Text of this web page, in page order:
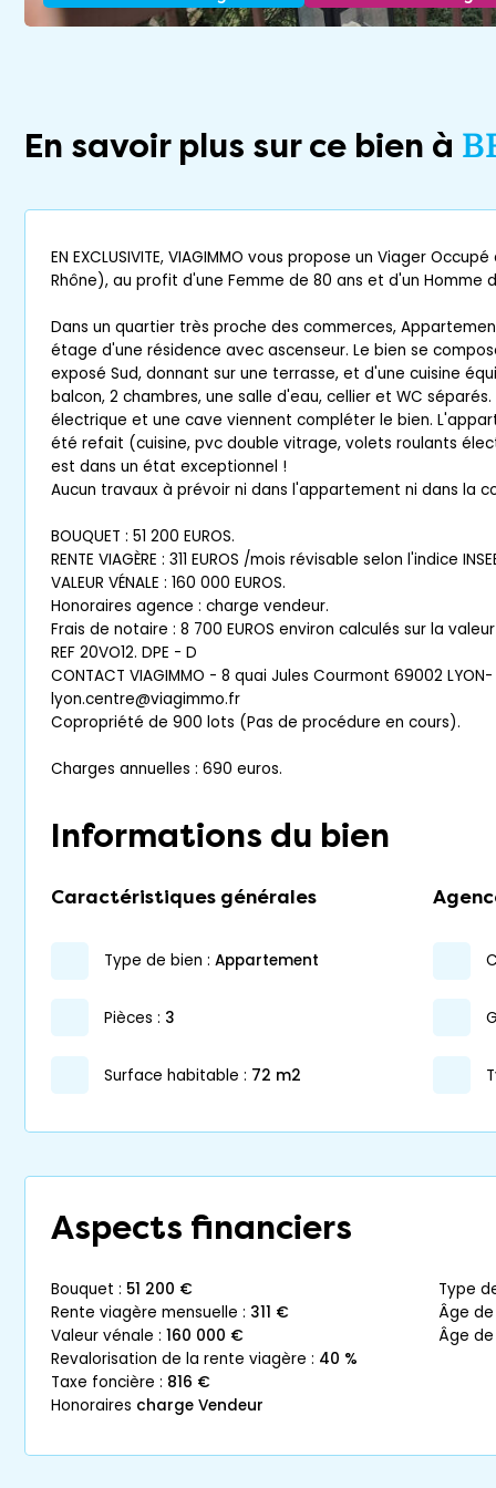
En savoir plus sur ce bien à
EN EXCLUSIVITE, VIAGIMMO vous propose un Viager
Rhône), au profit d'une Femme de 80 ans et d'un Homme
Dans un quartier très proche des commerces,
étage d'une résidence avec ascenseur. Le bien se
exposé Sud, donnant sur une terrasse, et d'une cuisine
balcon, 2 chambres, une salle d'eau, cellier et WC
électrique et une cave viennent compléter le bien.
été refait (cuisine, pvc double vitrage, volets roulants
est dans un état exceptionnel !
Aucun travaux à prévoir ni dans l'appartement ni dans la
BOUQUET : 51 200 EUROS.
RENTE VIAGÈRE : 311 EUROS /mois révisable selon l'indice
VALEUR VÉNALE : 160 000 EUROS.
Honoraires agence : charge vendeur.
Frais de notaire : 8 700 EUROS environ calculés sur la
REF 20VO12. DPE - D
CONTACT VIAGIMMO - 8 quai Jules Courmont 69002
lyon.centre@viagimmo.fr
Copropriété de 900 lots (Pas de procédure en cours).
Charges annuelles : 690 euros.
Informations du bien
Caractéristiques générales
type de bien : appartement
pièces : 3
surface habitable : 72 m2
Aspects financiers
bouquet : 51 200 €
rente viagère mensuelle : 311 €
valeur vénale : 160 000 €
revalorisation de la rente viagère : 40 %
taxe foncière : 816 €
honoraires charge Vendeur
type
âge
âge